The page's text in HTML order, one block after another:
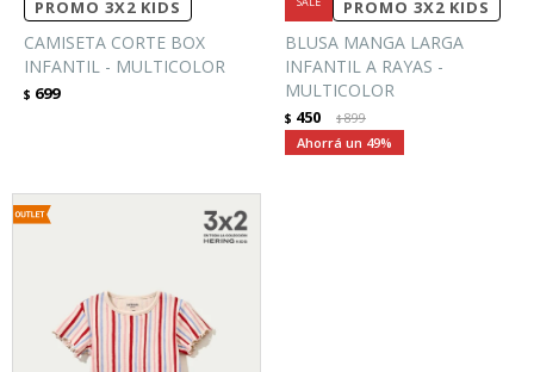
PROMO 3X2 KIDS
CAMISETA CORTE BOX
INFANTIL - MULTICOLOR
$ 699
PROMO 3X2 KIDS
BLUSA MANGA LARGA
INFANTIL A RAYAS -
MULTICOLOR
$ 450 $899
49